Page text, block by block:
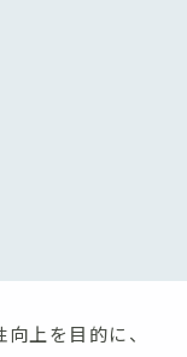
上を目的に、